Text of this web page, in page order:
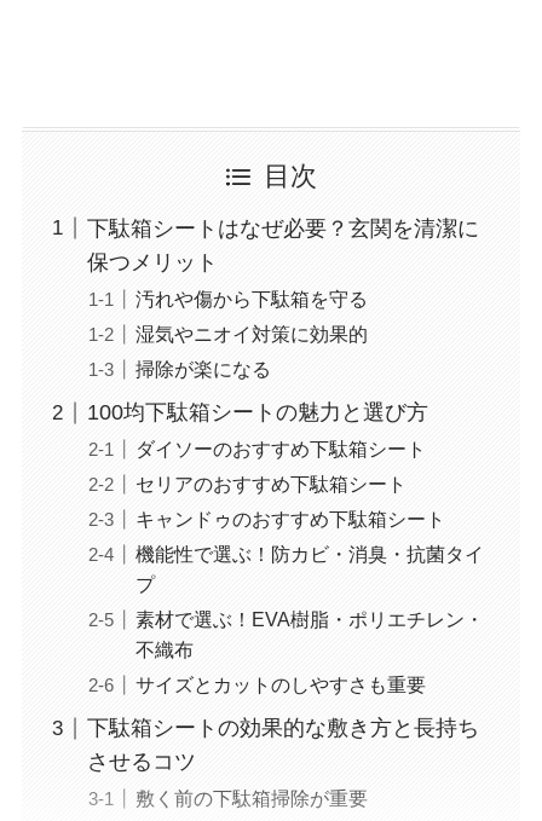
目次
下駄箱シートはなぜ必要？玄関を清潔に
保つメリット
汚れや傷から下駄箱を守る
湿気やニオイ対策に効果的
掃除が楽になる
100均下駄箱シートの魅力と選び方
ダイソーのおすすめ下駄箱シート
セリアのおすすめ下駄箱シート
キャンドゥのおすすめ下駄箱シート
機能性で選ぶ！防カビ・消臭・抗菌タイ
プ
素材で選ぶ！EVA樹脂・ポリエチレン・
不織布
サイズとカットのしやすさも重要
下駄箱シートの効果的な敷き方と長持ち
させるコツ
敷く前の下駄箱掃除が重要